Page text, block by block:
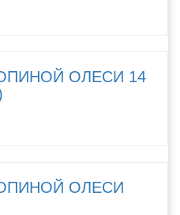
ОЛЕСИ 14
ОЛЕСИ